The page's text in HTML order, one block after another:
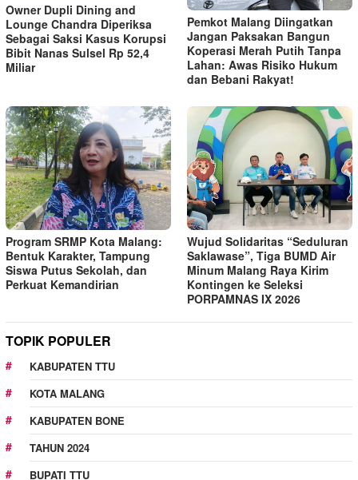
Owner Dupli Dining and
Lounge Chandra Diperiksa
Sebagai Saksi Kasus Korupsi
Bibit Nanas Sulsel Rp 52,4
Miliar
Pemkot Malang Diingatkan
Jangan Paksakan Bangun
Koperasi Merah Putih Tanpa
Lahan: Awas Risiko Hukum
dan Bebani Rakyat!
Program SRMP Kota Malang:
Bentuk Karakter, Tampung
Siswa Putus Sekolah, dan
Perkuat Kemandirian
Wujud Solidaritas “Seduluran
Saklawase”, Tiga BUMD Air
Minum Malang Raya Kirim
Kontingen ke Seleksi
PORPAMNAS IX 2026
TOPIK POPULER
KABUPATEN TTU
KOTA MALANG
KABUPATEN BONE
TAHUN 2024
BUPATI TTU